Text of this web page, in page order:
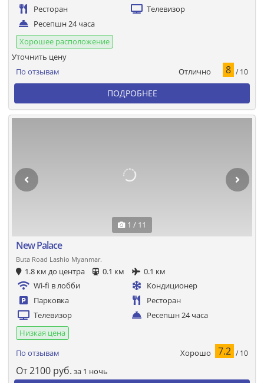
Ресторан
Телевизор
Ресепшн 24 часа
Хорошее расположение
По отзывам Отлично 8 / 10
Уточнить цену
ПОДРОБНЕЕ
1 / 11
New Palace
Buta Road Lashio Myanmar.
1.8 км до центра 0.1 км
0.1 км
Wi-fi в лобби
Кондиционер
Парковка
Ресторан
Телевизор
Ресепшн 24 часа
Низкая цена
По отзывам
Хорошо 7.2 / 10
От2100 руб. за 1 ночь